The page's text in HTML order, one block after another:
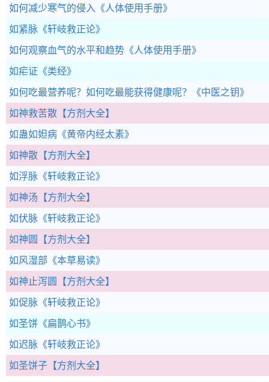
如何减少寒气的侵入 《人体使用手册》
如紧脉 《轩岐救正论》
如何观察血气的水平和趋势 《人体使用手册》
如疟证 《类经》
如何吃最营养呢？如何吃最能获得健康呢？ 《中医之钥》
如神救苦散 【方剂大全】
如蛊如妲病 《黄帝内经太素》
如神散 【方剂大全】
如浮脉 《轩岐救正论》
如神汤 【方剂大全】
如伏脉 《轩岐救正论》
如神圆 【方剂大全】
如风湿部 《本草易读》
如神止泻圆 【方剂大全】
如促脉 《轩岐救正论》
如圣饼 《扁鹊心书》
如迟脉 《轩岐救正论》
如圣饼子 【方剂大全】